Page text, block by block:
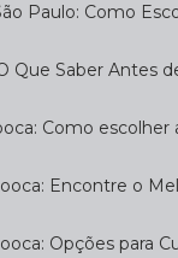
Paulo: Como
Que Saber Antes
Como
Encontre o
Opções para